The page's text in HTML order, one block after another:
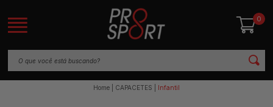
0
Home CAPACETES Infantil